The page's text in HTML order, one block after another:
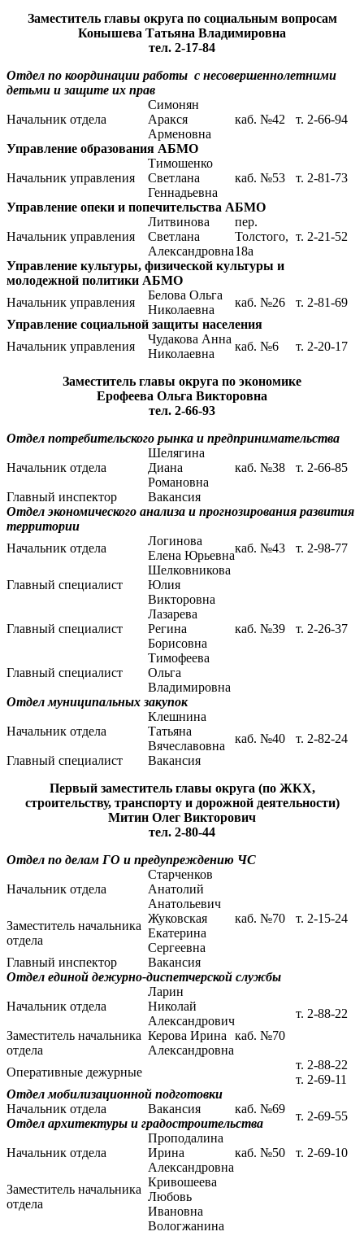
Заместитель главы округа по социальным вопросам
Конышева Татьяна Владимировна
тел. 2-17-84
Отдел по координации работы с несовершеннолетними
детьми и защите их прав
Начальник отдела
Симонян
Аракся
Арменовна
каб. №42 т. 2-66-94
Управление образования АБМО
Начальник управления
Тимошенко
Светлана
Геннадьевна
каб. №53 т. 2-81-73
Управление опеки и попечительства АБМО
Начальник управления
Литвинова
Светлана
Александровна
пер.
Толстого,
18а
т. 2-21-52
Управление культуры, физической культуры и
молодежной политики АБМО
Начальник управления
Белова Ольга
Николаевна
каб. №26
т. 2-81-69
Управление социальной защиты населения
Начальник управления
Чудакова Анна
Николаевна
каб. №6 т. 2-20-17
Заместитель главы округа по экономике
Ерофеева Ольга Викторовна
тел. 2-66-93
Отдел потребительского рынка и предпринимательства
Начальник отдела
Шелягина
Диана
Романовна
каб. №38 т. 2-66-85
Главный инспектор
Вакансия
Отдел экономического анализа и прогнозирования развития
территории
Начальник отдела
Логинова
Елена Юрьевна
каб. №43 т. 2-98-77
Главный специалист
Шелковникова
Юлия
Викторовна
каб. №39 т. 2-26-37
Главный специалист
Лазарева
Регина
Борисовна
Главный специалист
Тимофеева
Ольга
Владимировна
Отдел муниципальных закупок
Начальник отдела
Клешнина
Татьяна
Вячеславовна
каб. №40
т. 2-82-24
Главный специалист
Вакансия
Первый заместитель главы округа (по ЖКХ,
строительству, транспорту и дорожной деятельности)
Митин Олег Викторович
тел. 2-80-44
Отдел по делам ГО и предупреждению ЧС
Начальник отдела
Старченков
Анатолий
Анатольевич
каб. №70
т. 2-15-24
Заместитель начальника
отдела
Жуковская
Екатерина
Сергеевна
Главный инспектор
Вакансия
Отдел единой дежурно-диспетчерской службы
Начальник отдела
Ларин
Николай
Александрович
каб. №70
т. 2-88-22
Заместитель начальника
отдела
Керова Ирина
Александровна
Оперативные дежурные
т. 2-88-22
т. 2-69-11
Отдел мобилизационной подготовки
Начальник отдела
Вакансия каб. №69
т. 2-69-55
Отдел архитектуры и градостроительства
Начальник отдела
Проподалина
Ирина
Александровна
каб. №50 т. 2-69-10
Заместитель начальника
отдела
Кривошеева
Любовь
Ивановна
Вологжанина